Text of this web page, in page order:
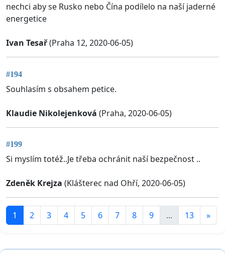
nechci aby se Rusko nebo Čína podílelo na naší jaderné
energetice
Ivan Tesař(Praha 12, 2020-06-05)
#194
Souhlasím s obsahem petice.
Klaudie Nikolejenková (Praha, 2020-06-05)
#199
Si myslím totéž..Je třeba ochránit naší bezpečnost ..
Zdeněk Krejza (Klášterec nad Ohří, 2020-06-05)
1 2 3 4 5 6 7 8 9 ... 13 »